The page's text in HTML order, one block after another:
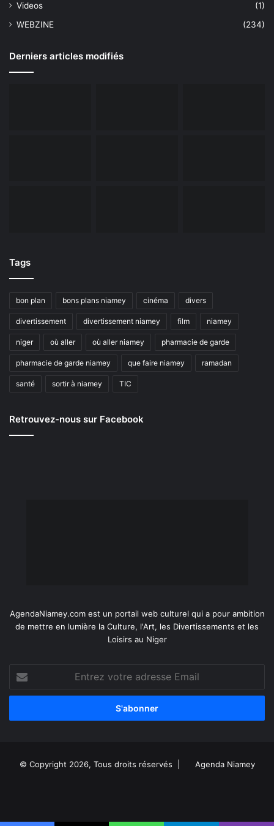
Videos
(1)
WEBZINE
(234)
Derniers articles modifiés
Tags
bon plan bons plans niamey cinéma divers
divertissement divertissement niamey film niamey
niger où aller où aller niamey pharmacie de garde
pharmacie de garde niamey que faire niamey ramadan
santé sortir à niamey TIC
Retrouvez-nous sur Facebook
AgendaNiamey.com est un portail web culturel qui a pour ambition
de mettre en lumière la Culture, l'Art, les Divertissements et les
Loisirs au Niger
votre
adresse
© Copyright 2026, Tous droits réservés | Agenda Niamey